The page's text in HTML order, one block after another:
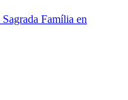
Família en